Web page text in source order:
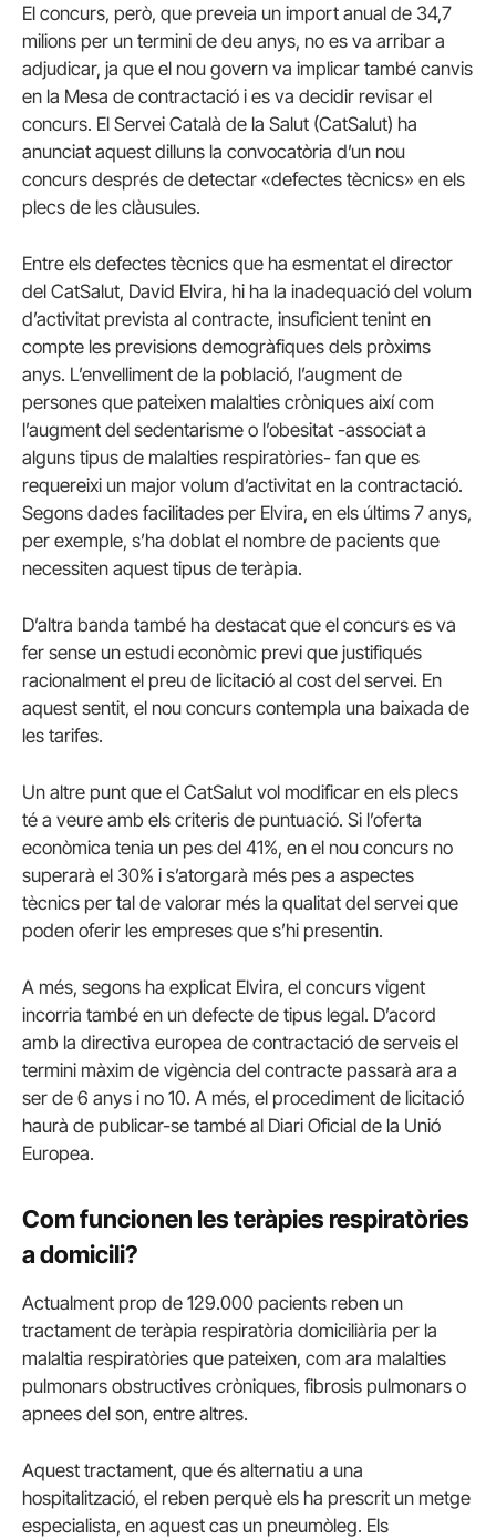
El concurs, però, que preveia un import anual de 34,7
milions per un termini de deu anys, no es va arribar a
adjudicar, ja que el nou govern va implicar també canvis
en la Mesa de contractació i es va decidir revisar el
concurs. El Servei Català de la Salut (CatSalut) ha
anunciat aquest dilluns la convocatòria d’un nou
concurs després de detectar «defectes tècnics» en els
plecs de les clàusules.
Entre els defectes tècnics que ha esmentat el director
del CatSalut, David Elvira, hi ha la inadequació del volum
d’activitat prevista al contracte, insuficient tenint en
compte les previsions demogràfiques dels pròxims
anys. L’envelliment de la població, l’augment de
persones que pateixen malalties cròniques així com
l’augment del sedentarisme o l’obesitat -associat a
alguns tipus de malalties respiratòries- fan que es
requereixi un major volum d’activitat en la contractació.
Segons dades facilitades per Elvira, en els últims 7 anys,
per exemple, s’ha doblat el nombre de pacients que
necessiten aquest tipus de teràpia.
D’altra banda també ha destacat que el concurs es va
fer sense un estudi econòmic previ que justifiqués
racionalment el preu de licitació al cost del servei. En
aquest sentit, el nou concurs contempla una baixada de
les tarifes.
Un altre punt que el CatSalut vol modificar en els plecs
té a veure amb els criteris de puntuació. Si l’oferta
econòmica tenia un pes del 41%, en el nou concurs no
superarà el 30% i s’atorgarà més pes a aspectes
tècnics per tal de valorar més la qualitat del servei que
poden oferir les empreses que s’hi presentin.
A més, segons ha explicat Elvira, el concurs vigent
incorria també en un defecte de tipus legal. D’acord
amb la directiva europea de contractació de serveis el
termini màxim de vigència del contracte passarà ara a
ser de 6 anys i no 10. A més, el procediment de licitació
haurà de publicar-se també al Diari Oficial de la Unió
Europea.
Com funcionen les teràpies respiratòries
a domicili?
Actualment prop de 129.000 pacients reben un
tractament de teràpia respiratòria domiciliària per la
malaltia respiratòries que pateixen, com ara malalties
pulmonars obstructives cròniques, fibrosis pulmonars o
apnees del son, entre altres.
Aquest tractament, que és alternatiu a una
hospitalització, el reben perquè els ha prescrit un metge
especialista, en aquest cas un pneumòleg. Els